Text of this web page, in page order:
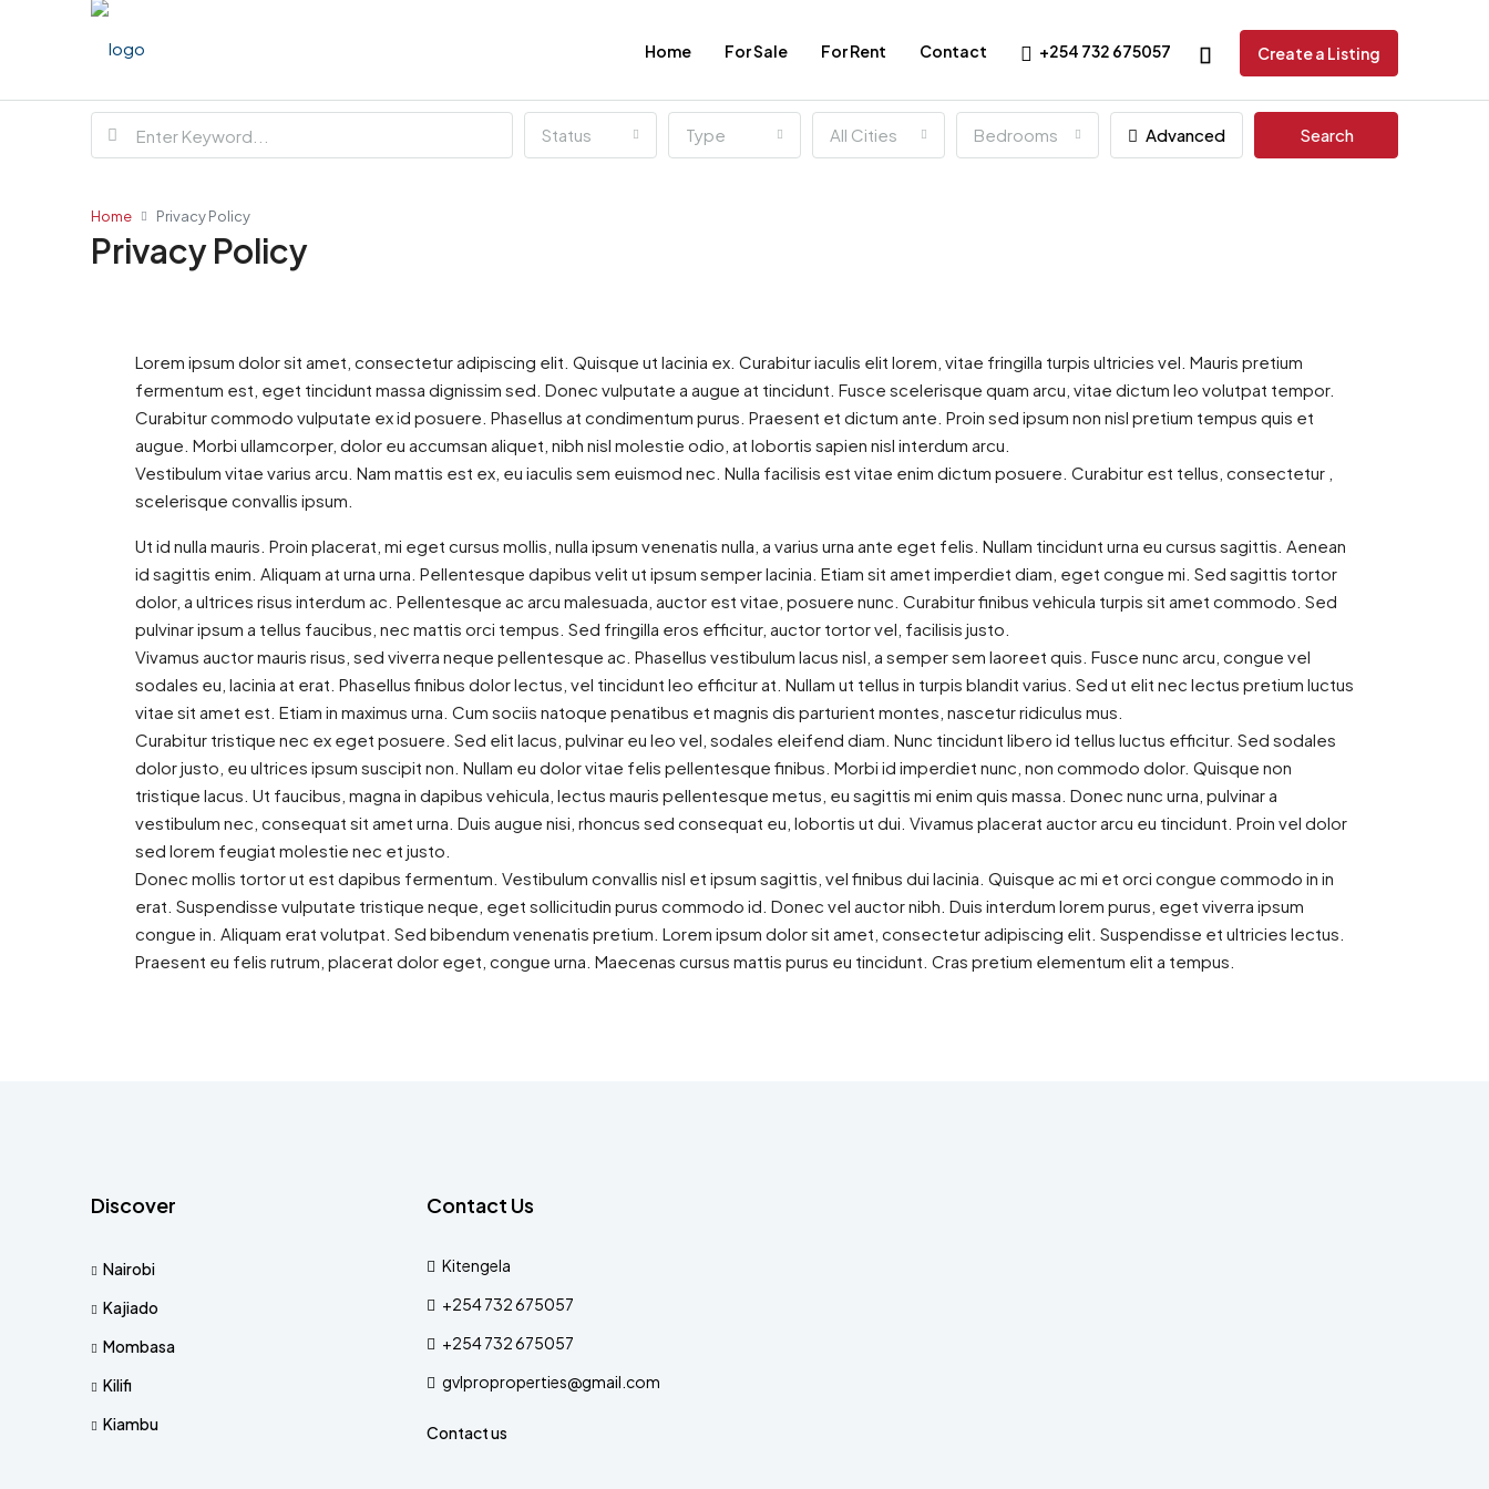
Home For Sale For Rent Contact +254 732 675057 Create a Listing
Status Type All Cities Bedrooms Advanced Search
Home Privacy Policy
Privacy Policy
Lorem ipsum dolor sit amet, consectetur adipiscing elit. Quisque ut lacinia ex. Curabitur iaculis elit lorem, vitae fringilla turpis ultricies vel. Mauris pretium
fermentum est, eget tincidunt massa dignissim sed. Donec vulputate a augue at tincidunt. Fusce scelerisque quam arcu, vitae dictum leo volutpat tempor.
Curabitur commodo vulputate ex id posuere. Phasellus at condimentum purus. Praesent et dictum ante. Proin sed ipsum non nisl pretium tempus quis et
augue. Morbi ullamcorper, dolor eu accumsan aliquet, nibh nisl molestie odio, at lobortis sapien nisl interdum arcu.
Vestibulum vitae varius arcu. Nam mattis est ex, eu iaculis sem euismod nec. Nulla facilisis est vitae enim dictum posuere. Curabitur est tellus, consectetur ,
scelerisque convallis ipsum.
Ut id nulla mauris. Proin placerat, mi eget cursus mollis, nulla ipsum venenatis nulla, a varius urna ante eget felis. Nullam tincidunt urna eu cursus sagittis. Aenean
id sagittis enim. Aliquam at urna urna. Pellentesque dapibus velit ut ipsum semper lacinia. Etiam sit amet imperdiet diam, eget congue mi. Sed sagittis tortor
dolor, a ultrices risus interdum ac. Pellentesque ac arcu malesuada, auctor est vitae, posuere nunc. Curabitur finibus vehicula turpis sit amet commodo. Sed
pulvinar ipsum a tellus faucibus, nec mattis orci tempus. Sed fringilla eros efficitur, auctor tortor vel, facilisis justo.
Vivamus auctor mauris risus, sed viverra neque pellentesque ac. Phasellus vestibulum lacus nisl, a semper sem laoreet quis. Fusce nunc arcu, congue vel
sodales eu, lacinia at erat. Phasellus finibus dolor lectus, vel tincidunt leo efficitur at. Nullam ut tellus in turpis blandit varius. Sed ut elit nec lectus pretium luctus
vitae sit amet est. Etiam in maximus urna. Cum sociis natoque penatibus et magnis dis parturient montes, nascetur ridiculus mus.
Curabitur tristique nec ex eget posuere. Sed elit lacus, pulvinar eu leo vel, sodales eleifend diam. Nunc tincidunt libero id tellus luctus efficitur. Sed sodales
dolor justo, eu ultrices ipsum suscipit non. Nullam eu dolor vitae felis pellentesque finibus. Morbi id imperdiet nunc, non commodo dolor. Quisque non
tristique lacus. Ut faucibus, magna in dapibus vehicula, lectus mauris pellentesque metus, eu sagittis mi enim quis massa. Donec nunc urna, pulvinar a
vestibulum nec, consequat sit amet urna. Duis augue nisi, rhoncus sed consequat eu, lobortis ut dui. Vivamus placerat auctor arcu eu tincidunt. Proin vel dolor
sed lorem feugiat molestie nec et justo.
Donec mollis tortor ut est dapibus fermentum. Vestibulum convallis nisl et ipsum sagittis, vel finibus dui lacinia. Quisque ac mi et orci congue commodo in in
erat. Suspendisse vulputate tristique neque, eget sollicitudin purus commodo id. Donec vel auctor nibh. Duis interdum lorem purus, eget viverra ipsum
congue in. Aliquam erat volutpat. Sed bibendum venenatis pretium. Lorem ipsum dolor sit amet, consectetur adipiscing elit. Suspendisse et ultricies lectus.
Praesent eu felis rutrum, placerat dolor eget, congue urna. Maecenas cursus mattis purus eu tincidunt. Cras pretium elementum elit a tempus.
Discover
Nairobi
Kajiado
Mombasa
Kilifi
Kiambu
Contact Us
Kitengela
+254 732 675057
+254 732 675057
gvlproproperties@gmail.com
Contact us